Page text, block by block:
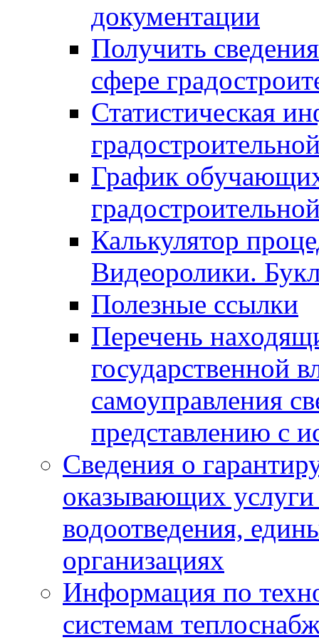
документации
Получить
сфере
Статистическая
График
Калькулятор
Видеоролики.
Полезные ссылки
Перечень
государственной
самоуправления
представлению с
Сведения о
оказывающих
водоотведения,
организациях
Информация по
системам